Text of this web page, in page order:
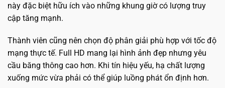
này đặc biệt hữu ích vào những khung giờ có lượng truy
cập tăng mạnh.
Thành viên cũng nên chọn độ phân giải phù hợp với tốc độ
mạng thực tế. Full HD mang lại hình ảnh đẹp nhưng yêu
cầu băng thông cao hơn. Khi tín hiệu yếu, hạ chất lượng
xuống mức vừa phải có thể giúp luồng phát ổn định hơn.